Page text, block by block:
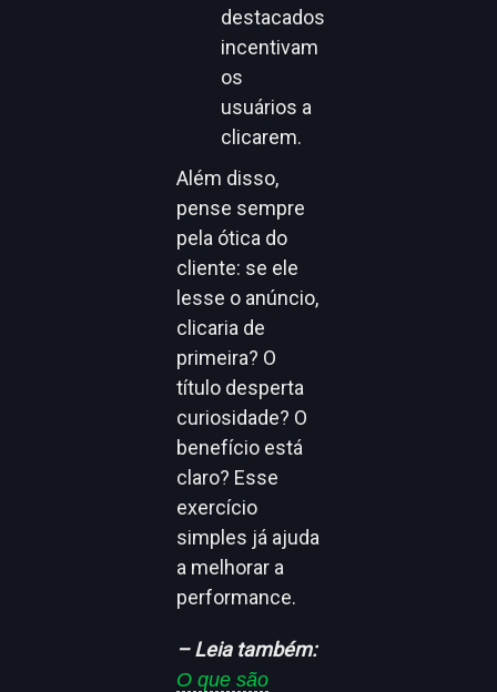
destacados
incentivam
os
usuários a
clicarem.
Além disso,
pense sempre
pela ótica do
cliente: se ele
lesse o anúncio,
clicaria de
primeira? O
título desperta
curiosidade? O
benefício está
claro? Esse
exercício
simples já ajuda
a melhorar a
performance.
– Leia também:
O que são